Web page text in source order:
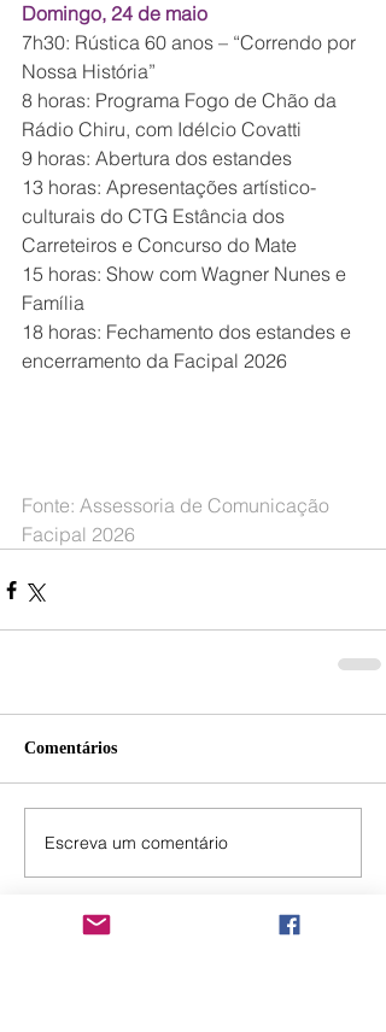
Domingo, 24 de maio
7h30: Rústica 60 anos – “Correndo por
Nossa História”
8 horas: Programa Fogo de Chão da
Rádio Chiru, com Idélcio Covatti
9 horas: Abertura dos estandes
13 horas: Apresentações artístico-
culturais do CTG Estância dos
Carreteiros e Concurso do Mate
15 horas: Show com Wagner Nunes e
Família
18 horas: Fechamento dos estandes e
encerramento da Facipal 2026
Fonte: Assessoria de Comunicação
Facipal 2026
Comentários
Escreva um comentário